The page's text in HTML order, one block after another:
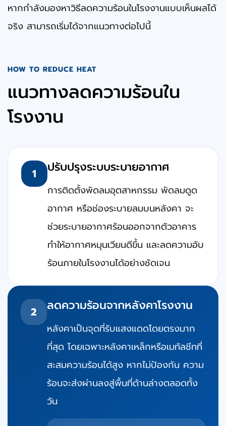
หากกําลังมองหาวิธีลดความร้อนในโรงงานแบบเห็นผลได้
จริง สามารถเริ่มได้จากแนวทางต่อไปนี้
HOW TO REDUCE HEAT
แนวทางลดความร้อนใน
โรงงาน
1 ปรับปรุงระบบระบายอากาศ
การติดตั้งพัดลมอุตสาหกรรม พัดลมดูด
อากาศ หรือช่องระบายลมบนหลังคา จะ
ช่วยระบายอากาศร้อนออกจากตัวอาคาร
ทําให้อากาศหมุนเวียนดีขึ้น และลดความอับ
ร้อนภายในโรงงานได้อย่างชัดเจน
2 ลดความร้อนจากหลังคาโรงงาน
หลังคาเป็นจุดที่รับแสงแดดโดยตรงมาก
ที่สุด โดยเฉพาะหลังคาเหล็กหรือเมทัลชีทที่
สะสมความร้อนได้สูง หากไม่ป้องกัน ความ
ร้อนจะส่งผ่านลงสู่พื้นที่ด้านล่างตลอดทั้ง
วัน